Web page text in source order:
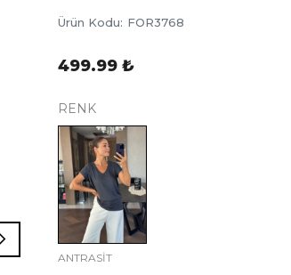
Ürün Kodu: FOR3768
499.99 ₺
RENK
ANTRASİT